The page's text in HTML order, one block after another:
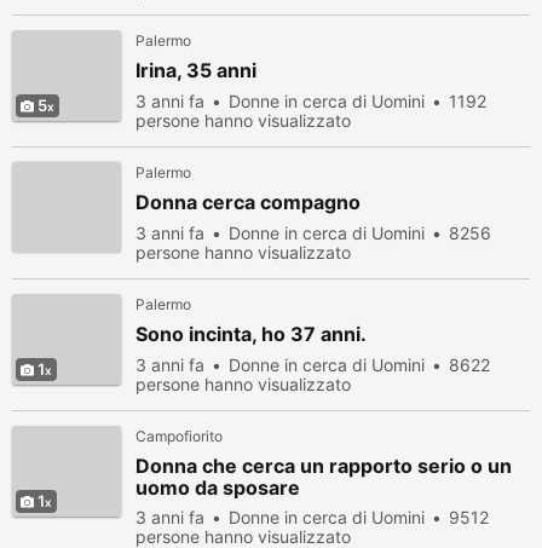
5
Palermo
Irina, 35 anni
3 anni fa Donne in cerca di Uomini
1192
persone hanno visualizzato
Palermo
Donna cerca compagno
3 anni fa Donne in cerca di Uomini
8256
persone hanno visualizzato
1
Palermo
Sono incinta, ho 37 anni.
3 anni fa Donne in cerca di Uomini
8622
persone hanno visualizzato
1
Campofiorito
Donna che cerca un rapporto serio o un
uomo da sposare
3 anni fa Donne in cerca di Uomini
9512
persone hanno visualizzato